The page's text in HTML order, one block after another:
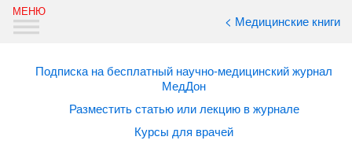
< Медицинские книги
Подписка на бесплатный научно-медицинский журнал
МедДон
Разместить статью или лекцию в журнале
Курсы для врачей